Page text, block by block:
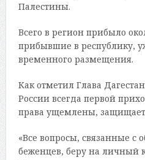
Палестины.
Всего в регион прибыло
прибывшие в республику,
временного размещения.
Как отметил Глава
России всегда первой
права ущемлены, защищает
«Все вопросы, связанные с
беженцев, беру на личный